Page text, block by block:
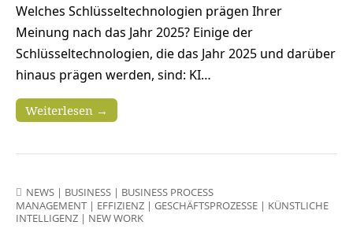
Welches Schlüsseltechnologien prägen Ihrer
Meinung nach das Jahr 2025? Einige der
Schlüsseltechnologien, die das Jahr 2025 und darüber
hinaus prägen werden, sind: KI…
Weiterlesen →
NEWS | BUSINESS | BUSINESS PROCESS
MANAGEMENT | EFFIZIENZ | GESCHÄFTSPROZESSE | KÜNSTLICHE
INTELLIGENZ | NEW WORK